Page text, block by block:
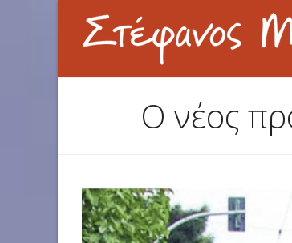
Ο νέος